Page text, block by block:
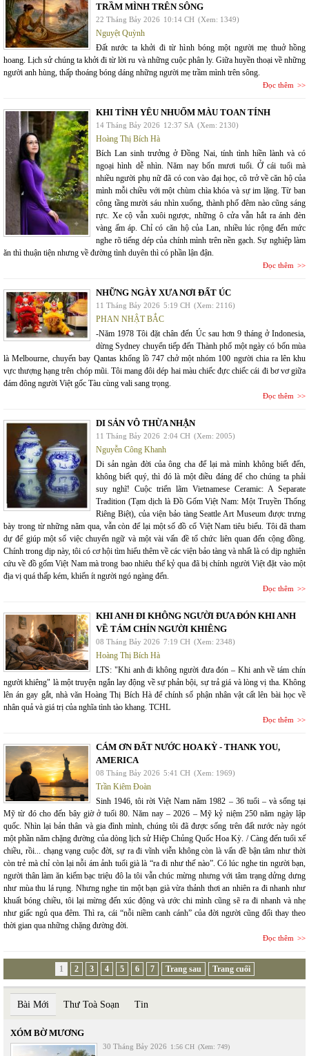
TRẦM MÌNH TRÊN SÔNG
22 Tháng Bảy 2026 10:14 CH (Xem: 1349)
Nguyệt Quỳnh
Đất nước ta khởi đi từ hình bóng một người mẹ thuở hồng
hoang. Lịch sử chúng ta khởi đi từ lời ru và những cuộc phân ly. Giữa huyền thoại về những
người anh hùng, thấp thoáng bóng dáng những người mẹ trầm mình trên sông.
Đọc thêm
KHI TÌNH YÊU NHUỐM MÀU TOAN TÍNH
14 Tháng Bảy 2026 12:37 SA (Xem: 2130)
Hoàng Thị Bích Hà
Bích Lan sinh trưởng ở Đồng Nai, tính tình hiền lành và có
ngoại hình dễ nhìn. Năm nay bốn mươi tuổi. Ở cái tuổi mà
nhiều người phụ nữ đã có con vào đại học, cô trở về căn hộ của
mình mỗi chiều với một chùm chìa khóa và sự im lặng. Từ ban
công tầng mười sáu nhìn xuống, thành phố đêm nào cũng sáng
rực. Xe cộ vẫn xuôi ngược, những ô cửa vẫn hắt ra ánh đèn
vàng ấm áp. Chỉ có căn hộ của Lan, nhiều lúc rộng đến mức
nghe rõ tiếng dép của chính mình trên nền gạch. Sự nghiệp làm
ăn thì thuận tiện nhưng về đường tình duyên thì có phần lận đận.
Đọc thêm
NHỮNG NGÀY XƯA NƠI ĐẤT ÚC
11 Tháng Bảy 2026 5:19 CH (Xem: 2116)
PHAN NHẬT BẮC
-Năm 1978 Tôi đặt chân đến Úc sau hơn 9 tháng ở Indonesia,
dừng Sydney chuyển tiếp đến Thành phố một ngày có bốn mùa
là Melbourne, chuyến bay Qantas khổng lồ 747 chở một nhóm 100 người chia ra lên khu
vực thượng hạng trên chóp mũi. Tôi mang đôi dép hai màu chiếc đực chiếc cái đi bơ vơ giữa
đám đông người Việt gốc Tàu cùng vali sang trọng.
Đọc thêm
DI SẢN VÔ THỪA NHẬN
11 Tháng Bảy 2026 2:04 CH (Xem: 2005)
Nguyễn Công Khanh
Di sản ngàn đời của ông cha để lại mà mình không biết đến,
không biết quý, thì đó là một điều đáng để cho chúng ta phải
suy nghĩ! Cuộc triển lãm Vietnamese Ceramic: A Separate
Tradition (Tạm dịch là Đồ Gốm Việt Nam: Một Truyền Thống
Riêng Biệt), của viện bảo tàng Seattle Art Museum được trưng
bày trong từ những năm qua, vẫn còn để lại một số đồ cổ Việt Nam tiêu biểu. Tôi đã tham
dự để giúp một số việc chuyển ngữ và một vài vấn đề tổ chức liên quan đến cộng đồng.
Chính trong dịp này, tôi có cơ hội tìm hiểu thêm về các viện bảo tàng và nhất là có dịp nghiên
cứu về đồ gốm Việt Nam mà trong bao nhiêu thế kỷ qua đã bị chính người Việt đặt vào một
địa vị quá thấp kém, khiến ít người ngó ngàng đến.
Đọc thêm
KHI ANH ĐI KHÔNG NGƯỜI ĐƯA ĐÓN KHI ANH
VỀ TÁM CHÍN NGƯỜI KHIÊNG
08 Tháng Bảy 2026 7:19 CH (Xem: 2348)
Hoàng Thị Bích Hà
LTS: "Khi anh đi không người đưa đón – Khi anh về tám chín
người khiêng" là một truyện ngắn lay động về sự phản bội, sự trả giá và lòng vị tha. Không
lên án gay gắt, nhà văn Hoàng Thị Bích Hà để chính số phận nhân vật cất lên bài học về
nhân quả và giá trị của nghĩa tình tào khang. TCHL
Đọc thêm
CÁM ƠN ĐẤT NƯỚC HOA KỲ - THANK YOU,
AMERICA
08 Tháng Bảy 2026 5:41 CH (Xem: 1969)
Trần Kiêm Đoàn
Sinh 1946, tôi rời Việt Nam năm 1982 – 36 tuổi – và sống tại
Mỹ từ đó cho đến bây giờ ở tuổi 80. Năm nay – 2026 – Mỹ kỷ niệm 250 năm ngày lập
quốc. Nhìn lại bản thân và gia đình mình, chúng tôi đã được sống trên đất nước này ngót
một phần năm chặng đường của dòng lịch sử Hiệp Chủng Quốc Hoa Kỳ. / Càng đến tuổi xế
chiều, rồi... chạng vạng cuộc đời, sự ra đi vĩnh viễn không còn là vấn đề bận tâm như thời
còn trẻ mà chỉ còn lại nỗi ám ảnh tuổi già là “ra đi như thế nào”. Có lúc nghe tin người bạn,
người thân làm ăn kiếm bạc triệu đô la tôi vẫn chúc mừng nhưng với tâm trạng dửng dưng
như mùa thu lá rụng. Nhưng nghe tin một bạn già vừa thảnh thơi an nhiên ra đi nhanh như
khuất bóng chiều, tôi lại mừng đến xúc động và ước chi mình cũng sẽ ra đi nhanh và nhẹ
như giấc ngủ qua đêm. Thì ra, cái “nỗi niềm canh cánh” của đời người cũng đổi thay theo
thời gian qua những chặng đường đời.
Đọc thêm
1 2 3 4 5 6 7 Trang sau Trang cuối
Bài Mới Thư Toà Soạn Tin
XÓM BỜ MƯƠNG
30 Tháng Bảy 2026 1:56 CH (Xem: 749)